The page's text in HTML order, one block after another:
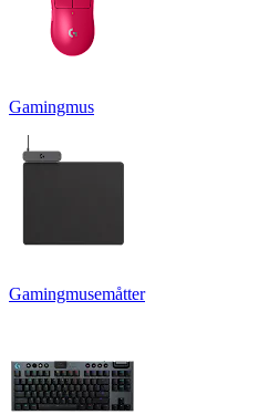
Gamingmus
Gamingmusemåtter